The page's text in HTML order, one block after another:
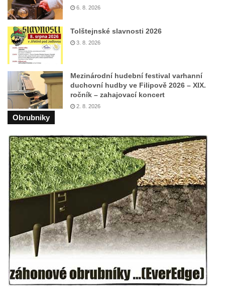
6. 8. 2026
Tolštejnské slavnosti 2026
3. 8. 2026
Mezinárodní hudební festival varhanní
duchovní hudby ve Filipově 2026 – XIX.
ročník – zahajovací koncert
2. 8. 2026
Obrubniky